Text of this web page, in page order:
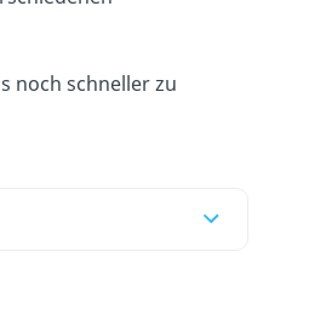
noch schneller zu